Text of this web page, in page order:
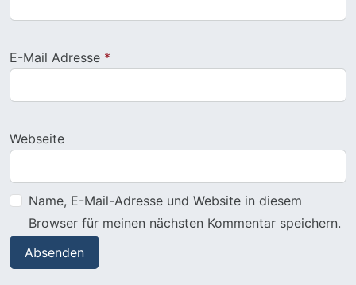
E-Mail Adresse *
Webseite
Name, E-Mail-Adresse und Website in diesem
Browser für meinen nächsten Kommentar speichern.